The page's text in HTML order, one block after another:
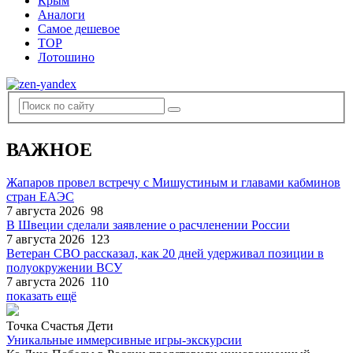
Аналоги
Самое дешевое
TOP
Лотошино
ВАЖНОЕ
Жапаров провел встречу с Мишустиным и главами кабминов
стран ЕАЭС
7 августа 2026 98
В Швеции сделали заявление о расчленении России
7 августа 2026 123
Ветеран СВО рассказал, как 20 дней удерживал позиции в
полуокружении ВСУ
7 августа 2026 110
показать ещё
Точка Счастья Дети
Уникальные иммерсивные игры-экскурсии